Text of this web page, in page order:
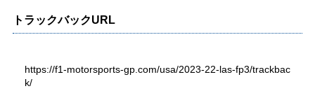
トラックバックURL
https://f1-motorsports-gp.com/usa/2023-22-las-fp3/trackbac
k/